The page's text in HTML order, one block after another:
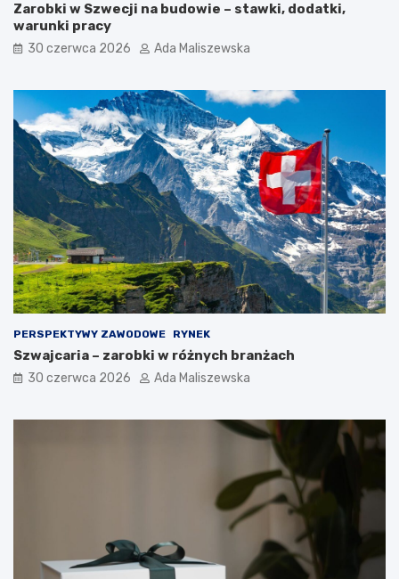
Zarobki w Szwecji na budowie – stawki, dodatki,
warunki pracy
30 czerwca 2026 Ada Maliszewska
PERSPEKTYWY ZAWODOWE RYNEK
Szwajcaria – zarobki w różnych branżach
30 czerwca 2026 Ada Maliszewska